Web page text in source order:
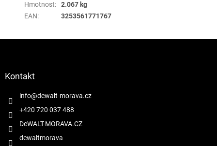
Hmotnost:
2.067 kg
EAN: 3253561771767
Kontakt
info@dewalt-morava.cz
+420 720 037 488
DeWALT-MORAVA.CZ
dewaltmorava